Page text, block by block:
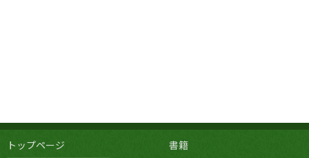
トップページ
書籍